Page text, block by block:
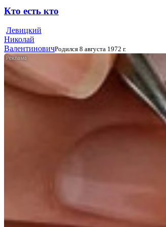
Кто есть кто
Левицкий
Николай
ВалентиновичРодился 8 августа 1972 г.